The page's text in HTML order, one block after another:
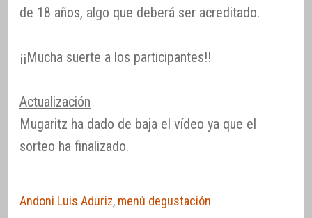
de 18 años, algo que deberá ser acreditado.
¡¡Mucha suerte a los participantes!!
Actualización
Mugaritz ha dado de baja el vídeo ya que el
sorteo ha finalizado.
Andoni Luis Aduriz, menú degustación